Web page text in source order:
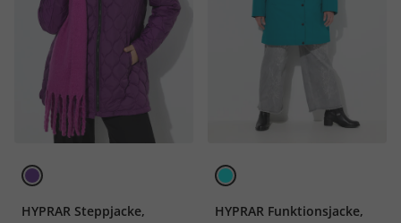
HYPRAR Steppjacke,
HYPRAR Funktionsjacke,